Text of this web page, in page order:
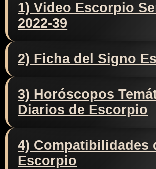
1) Video Escorpio
2022-39
2) Ficha del Signo
3) Horóscopos
Diarios de Escorpio
4) Compatibilidades
Escorpio